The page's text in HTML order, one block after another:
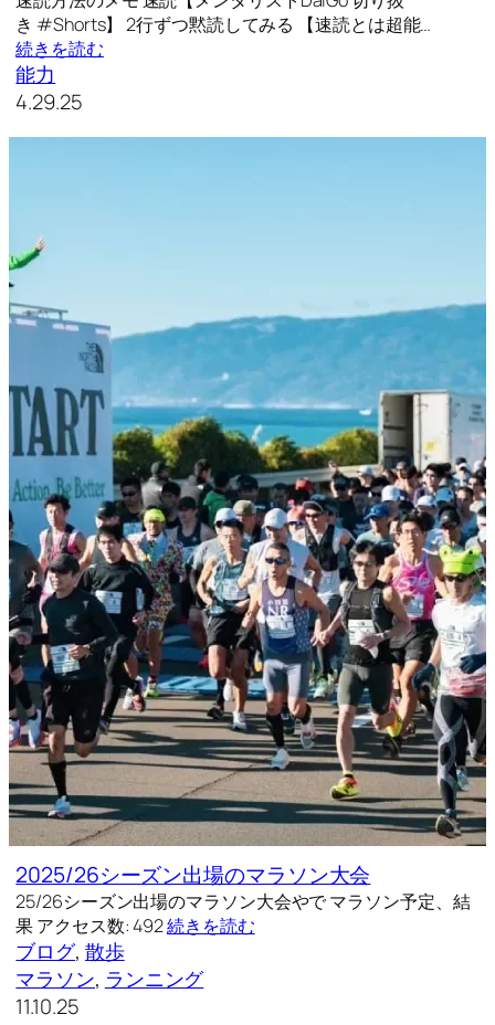
き #Shorts】 2行ずつ黙読してみる 【速読とは超能…
続きを読む
能力
4.29.25
2025/26シーズン出場のマラソン大会
25/26シーズン出場のマラソン大会やで マラソン予定、結
果 アクセス数: 492続きを読む
ブログ, 散歩
マラソン, ランニング
11.10.25